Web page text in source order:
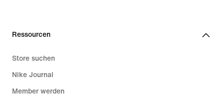
Ressourcen
Store suchen
Nike Journal
Member werden